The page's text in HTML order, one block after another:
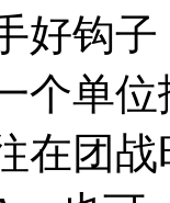
好钩
个单
在团